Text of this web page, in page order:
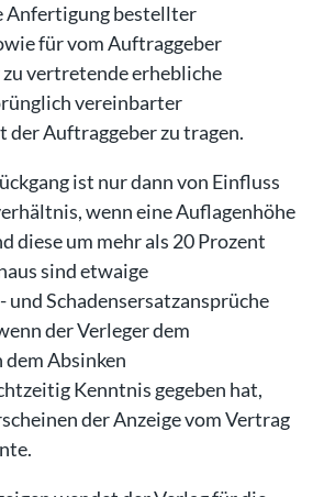
Anfertigung bestellter
für vom Auftraggeber
vertretende erhebliche
vereinbarter
der Auftraggeber zu tragen.
ist nur dann von Einfluss
wenn eine Auflagenhöhe
diese um mehr als 20 Prozent
sind etwaige
und Schadensersatzansprüche
der Verleger dem
Absinken
Kenntnis gegeben hat,
der Anzeige vom Vertrag